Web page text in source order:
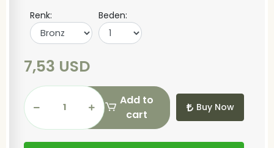
Renk: Beden:
7,53 USD
Add to
cart
Buy Now